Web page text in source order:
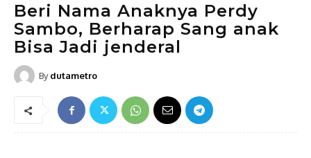
Beri Nama Anaknya Perdy
Sambo, Berharap Sang anak
Bisa Jadi jenderal
By dutametro